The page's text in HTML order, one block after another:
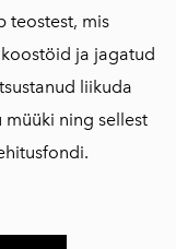
teostest, mis
ja jagatud
liikuda
müüki ning sellest